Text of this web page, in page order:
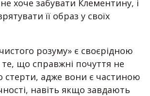
хоче забувати Клементину, і
її образ у своїх
розуму» є своєрідною
що справжні почуття не
стерти, адже вони є частиною
навіть якщо завдають